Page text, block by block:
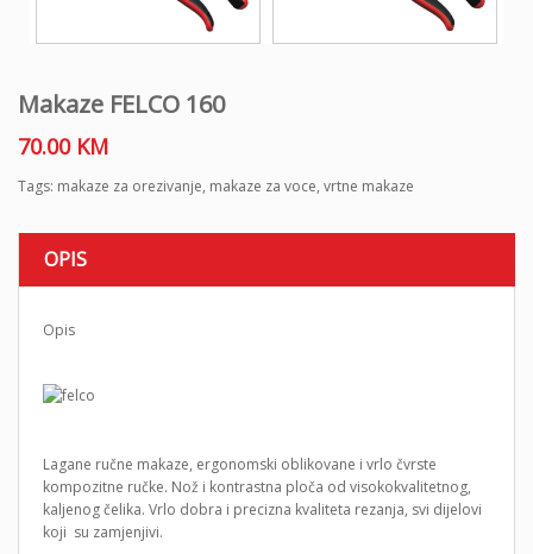
Makaze FELCO 160
70.00 KM
Tags: makaze za orezivanje, makaze za voce, vrtne makaze
OPIS
Opis
Lagane ručne makaze, ergonomski oblikovane i vrlo čvrste
kompozitne ručke. Nož i kontrastna ploča od visokokvalitetnog,
kaljenog čelika. Vrlo dobra i precizna kvaliteta rezanja, svi dijelovi
koji su zamjenjivi.